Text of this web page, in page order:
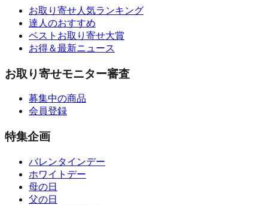
お取り寄せ人気ランキング
達人のおすすめ
ベストお取り寄せ大賞
お得＆最新ニュース
お取り寄せモニター審査
募集中の商品
会員登録
特集企画
バレンタインデー
ホワイトデー
母の日
父の日